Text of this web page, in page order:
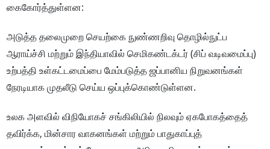
கைகோர்த்துள்ளன:
அடுத்த தலைமுறை செயற்கை நுண்ணறிவு தொழில்நுட்ப
ஆராய்ச்சி மற்றும் இந்தியாவில் செமிகண்டக்டர் (சிப் வடிவமைப்பு)
உற்பத்தி உள்கட்டமைப்பை மேம்படுத்த ஜப்பானிய நிறுவனங்கள்
நேரடியாக முதலீடு செய்ய ஒப்புக்கொண்டுள்ளன.
உலக அளவில் விநியோகச் சங்கிலியில் நிலவும் ஏகபோகத்தைத்
தவிர்க்க, மின்சார வாகனங்கள் மற்றும் பாதுகாப்புத்